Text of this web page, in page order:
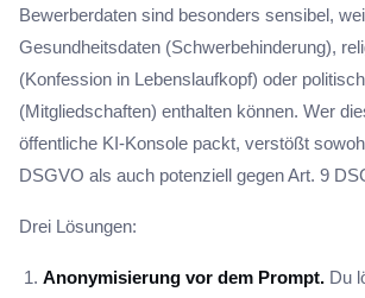
Bewerberdaten sind besonders sensibel,
Gesundheitsdaten (Schwerbehinderung),
(Konfession in Lebenslaufkopf) oder
(Mitgliedschaften) enthalten können. Wer
öffentliche KI-Konsole packt, verstößt
DSGVO als auch potenziell gegen Art. 9
Drei Lösungen:
Anonymisierung vor dem Prompt. Du